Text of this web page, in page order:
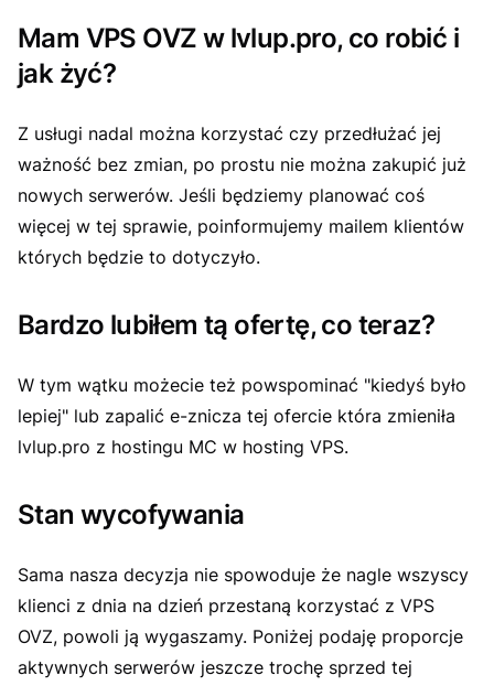
Mam VPS OVZ w lvlup.pro, co robić i
jak żyć?
Z usługi nadal można korzystać czy przedłużać jej
ważność bez zmian, po prostu nie można zakupić już
nowych serwerów. Jeśli będziemy planować coś
więcej w tej sprawie, poinformujemy mailem klientów
których będzie to dotyczyło.
Bardzo lubiłem tą ofertę, co teraz?
W tym wątku możecie też powspominać "kiedyś było
lepiej" lub zapalić e-znicza tej ofercie która zmieniła
lvlup.pro z hostingu MC w hosting VPS.
Stan wycofywania
Sama nasza decyzja nie spowoduje że nagle wszyscy
klienci z dnia na dzień przestaną korzystać z VPS
OVZ, powoli ją wygaszamy. Poniżej podaję proporcje
aktywnych serwerów jeszcze trochę sprzed tej